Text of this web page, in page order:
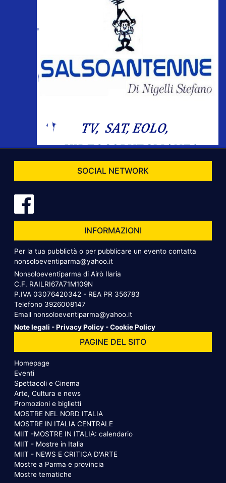
SOCIAL NETWORK
INFORMAZIONI
Per la tua pubblictà o per pubblicare un evento contatta
nonsoloeventiparma@yahoo.it
Nonsoloeventiparma di Airò Ilaria
C.F. RAILRI67A71M109N
P.IVA 03076420342 - REA PR 356783
Telefono 3926008147
Email nonsoloeventiparma@yahoo.it
Note legali -Privacy Policy -Cookie Policy
PAGINE DEL SITO
Homepage
Eventi
Spettacoli e Cinema
Arte, Cultura e news
Promozioni e biglietti
MOSTRE NEL NORD ITALIA
MOSTRE IN ITALIA CENTRALE
MIIT -MOSTRE IN ITALIA: calendario
MIIT - Mostre in Italia
MIIT - NEWS E CRITICA D'ARTE
Mostre a Parma e provincia
Mostre tematiche